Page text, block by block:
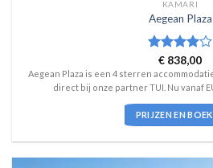
KAMARI
Aegean Plaza
Waardering
4uit 5
€ 838,00
Aegean Plaza is een 4 sterren
direct bij onze partner TUI. Nu vanaf
PRIJZEN EN